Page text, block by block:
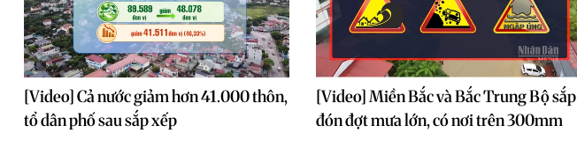
[Video] Cả nước giảm hơn 41.000 thôn,
tổ dân phố sau sắp xếp
[Video] Miền Bắc và Bắc Trung Bộ sắp
đón đợt mưa lớn, có nơi trên 300mm